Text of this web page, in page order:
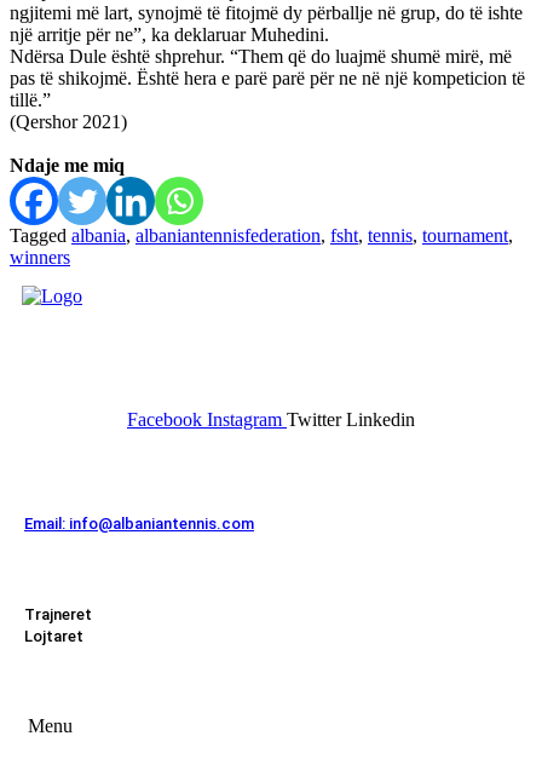
ngjitemi më lart, synojmë të fitojmë dy përballje në grup, do të ishte
një arritje për ne”, ka deklaruar Muhedini.
Ndërsa Dule është shprehur. “Them që do luajmë shumë mirë, më
pas të shikojmë. Është hera e parë parë për ne në një kompeticion të
tillë.”
(Qershor 2021)
Ndaje me miq
Tagged albania, albaniantennisfederation, fsht, tennis, tournament,
winners
Facebook Instagram Twitter Linkedin
Email: info@albaniantennis.com
Trajneret
Lojtaret
Menu